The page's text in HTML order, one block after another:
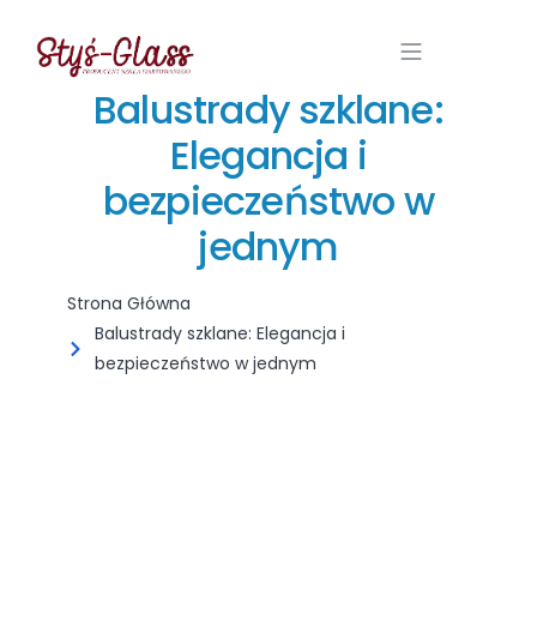
Balustrady szklane:
Elegancja i
bezpieczeństwo w
jednym
Strona Główna
Balustrady szklane: Elegancja i
bezpieczeństwo w jednym